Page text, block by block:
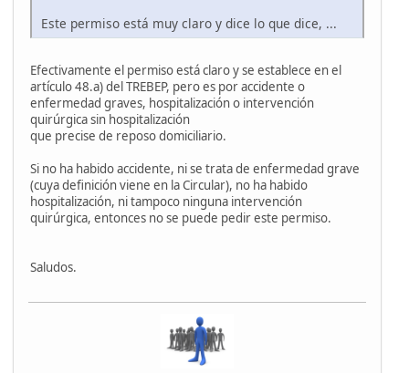
Este permiso está muy claro y dice lo que dice, ...
Efectivamente el permiso está claro y se establece en el
artículo 48.a) del TREBEP, pero es por accidente o
enfermedad graves, hospitalización o intervención
quirúrgica sin hospitalización
que precise de reposo domiciliario.
Si no ha habido accidente, ni se trata de enfermedad grave
(cuya definición viene en la Circular), no ha habido
hospitalización, ni tampoco ninguna intervención
quirúrgica, entonces no se puede pedir este permiso.
Saludos.